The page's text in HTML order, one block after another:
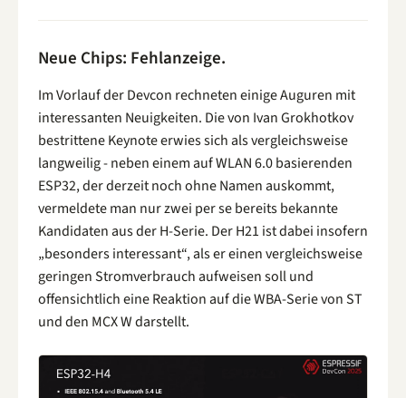
Neue Chips: Fehlanzeige.
Im Vorlauf der Devcon rechneten einige Auguren mit
interessanten Neuigkeiten. Die von Ivan Grokhotkov
bestrittene Keynote erwies sich als vergleichsweise
langweilig - neben einem auf WLAN 6.0 basierenden
ESP32, der derzeit noch ohne Namen auskommt,
vermeldete man nur zwei per se bereits bekannte
Kandidaten aus der H-Serie. Der H21 ist dabei insofern
„besonders interessant“, als er einen vergleichsweise
geringen Stromverbrauch aufweisen soll und
offensichtlich eine Reaktion auf die WBA-Serie von ST
und den MCX W darstellt.